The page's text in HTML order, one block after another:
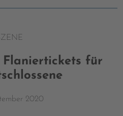
für
2020